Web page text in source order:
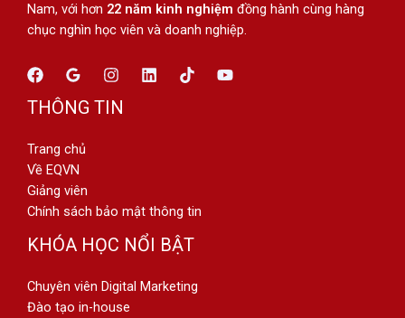
Nam, với hơn 22 năm kinh nghiệm đồng hành cùng hàng
chục nghìn học viên và doanh nghiệp.
THÔNG TIN
Trang chủ
Về EQVN
Giảng viên
Chính sách bảo mật thông tin
KHÓA HỌC NỔI BẬT
Chuyên viên Digital Marketing
Đào tạo in-house